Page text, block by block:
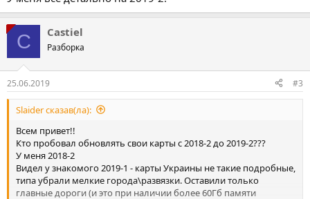
C Castiel
Разборка
25.06.2019 #3
Slaider сказав(ла):
Всем привет!!
Кто пробовал обновлять свои карты с 2018-2 до 2019-2???
У меня 2018-2
Видел у знакомого 2019-1 - карты Украины не такие подробные,
типа убрали мелкие города\развязки. Оставили только
главные дороги (и это при наличии более 60Гб памяти